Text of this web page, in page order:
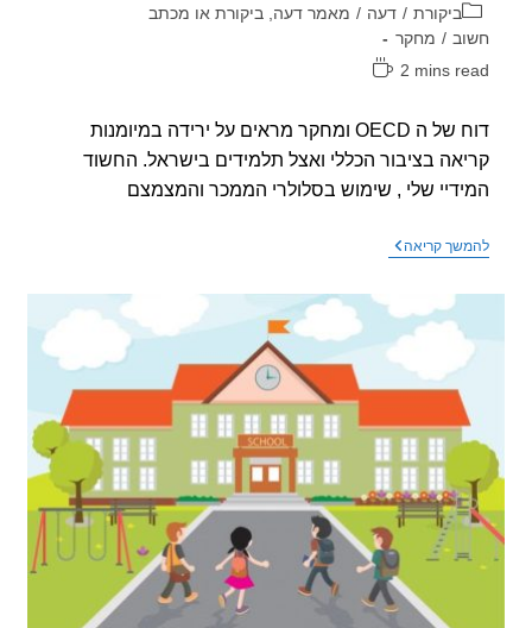
ביקורת / דעה / מאמר דעה, ביקורת או מכתב
מחקר
2 mins
דוח של ה OECD ומחקר מראים על ירידה במיומנות
בציבור הכללי ואצל תלמידים בישראל. החשוד
שלי , שימוש בסלולרי הממכר והמצמצם
קריאהממצאים
בישראל
לא
יודע
לקרא